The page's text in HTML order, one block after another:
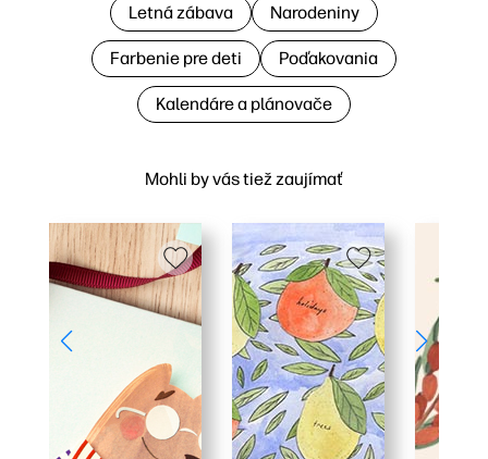
Mohli by vás tiež zaujímať
Letná zábava Narodeniny
Farbenie pre deti Poďakovania
Kalendáre a plánovače